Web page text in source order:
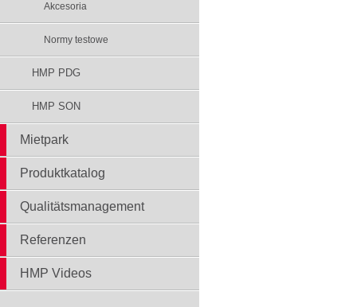
Akcesoria
Normy testowe
HMP PDG
HMP SON
Mietpark
Produktkatalog
Qualitätsmanagement
Referenzen
HMP Videos